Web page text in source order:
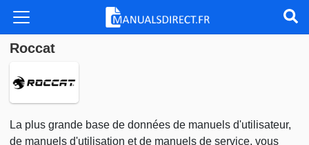
Roccat
La plus grande base de données de manuels d'utilisateur,
de manuels d'utilisation et de manuels de service, vous